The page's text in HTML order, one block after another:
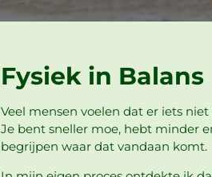
Fysiek in Balans
Veel mensen voelen dat er iets
Je bent sneller moe, hebt minder
begrijpen waar dat vandaan komt.